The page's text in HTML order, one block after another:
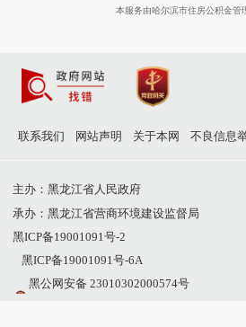
本服务由哈尔滨市住房公积金管
联系我们 网站声明 关于本网 不良信息
主办：黑龙江省人民政府
承办：黑龙江省营商环境建设监督局
黑ICP备19001091号-2
黑ICP备19001091号-6A
黑公网安备 23010302000574号